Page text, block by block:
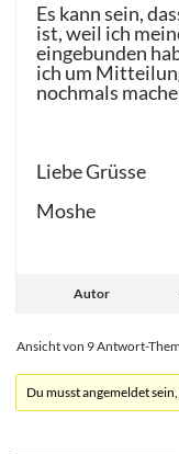
Es kann sein,
ist, weil ich
eingebunden
ich um
nochmals
Liebe Grüsse
Moshe
Autor
Ansicht von 9 Antwort-
Du musst angemeldet